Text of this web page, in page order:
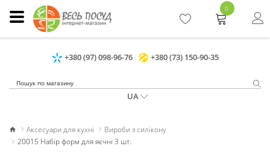
+380 (97) 098-96-76 +380 (73) 150-90-35
UA
0
Аксесуари для кухні
Вироби з силікону
20015 Набір форм для яєчні 3 шт.